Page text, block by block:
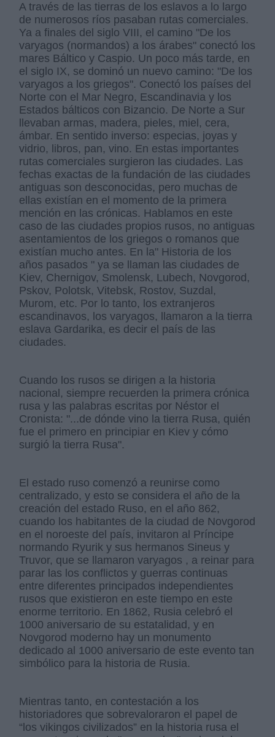
A través de las tierras de los eslavos a lo largo
de numerosos ríos pasaban rutas comerciales.
Ya a finales del siglo VIII, el camino "De los
varyagos (normandos) a los árabes" conectó los
mares Báltico y Caspio. Un poco más tarde, en
el siglo IX, se dominó un nuevo camino: "De los
varyagos a los griegos". Conectó los países del
Norte con el Mar Negro, Escandinavia y los
Estados bálticos con Bizancio. De Norte a Sur
llevaban armas, madera, pieles, miel, cera,
ámbar. En sentido inverso: especias, joyas y
vidrio, libros, pan, vino. En estas importantes
rutas comerciales surgieron las ciudades. Las
fechas exactas de la fundación de las ciudades
antiguas son desconocidas, pero muchas de
ellas existían en el momento de la primera
mención en las crónicas. Hablamos en este
caso de las ciudades propios rusos, no antiguas
asentamientos de los griegos o romanos que
existían mucho antes. En la" Historia de los
años pasados " ya se llaman las ciudades de
Kiev, Chernigov, Smolensk, Lubech, Novgorod,
Pskov, Polotsk, Vitebsk, Rostov, Suzdal,
Murom, etc. Por lo tanto, los extranjeros
escandinavos, los varyagos, llamaron a la tierra
eslava Gardarika, es decir el país de las
ciudades.
Cuando los rusos se dirigen a la historia
nacional, siempre recuerden la primera crónica
rusa y las palabras escritas por Néstor el
Cronista: "...de dónde vino la tierra Rusa, quién
fue el primero en principiar en Kiev y cómo
surgió la tierra Rusa".
El estado ruso comenzó a reunirse como
centralizado, y esto se considera el año de la
creación del estado Ruso, en el año 862,
cuando los habitantes de la ciudad de Novgorod
en el noroeste del país, invitaron al Príncipe
normando Ryurik y sus hermanos Sineus y
Truvor, que se llamaron varyagos , a reinar para
parar las los conflictos y guerras continuas
entre diferentes principados independientes
rusos que existieron en este tiempo en este
enorme territorio. En 1862, Rusia celebró el
1000 aniversario de su estatalidad, y en
Novgorod moderno hay un monumento
dedicado al 1000 aniversario de este evento tan
simbólico para la historia de Rusia.
Mientras tanto, en contestación a los
historiadores que sobrevaloraron el papel de
“los vikingos civilizados” en la historia rusa el